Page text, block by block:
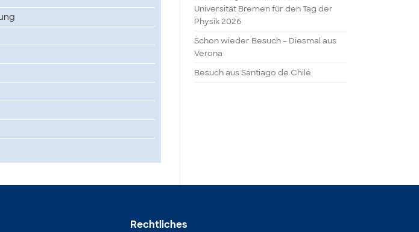
Universität Bremen für den Tag der
Physik 2026
Schon wieder Besuch – Diesmal aus
Verona
Besuch aus Santiago de Chile
Rechtliches